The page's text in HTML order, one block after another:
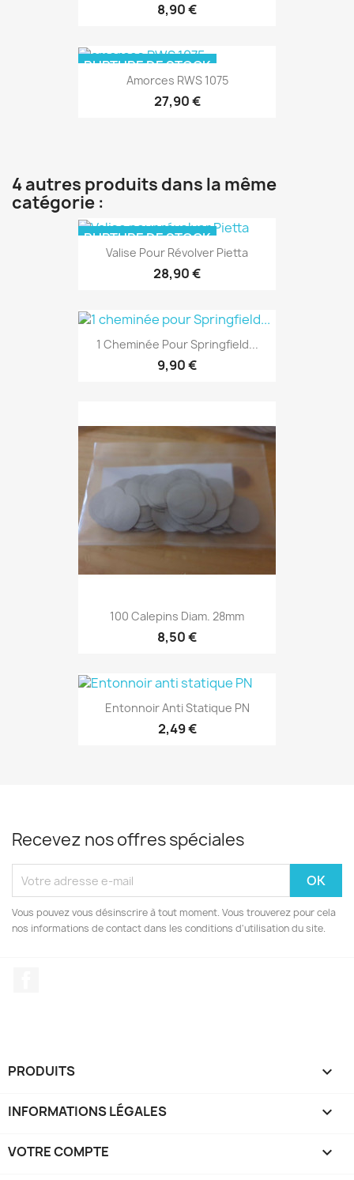
8,90 €
Amorces RWS 1075
27,90 €
RUPTURE DE STOCK
4 autres produits dans la même
catégorie :
Valise Pour Révolver Pietta
28,90 €
RUPTURE DE STOCK
1 Cheminée Pour Springfield...
9,90 €
100 Calepins Diam. 28mm
8,50 €
Entonnoir Anti Statique PN
2,49 €
Recevez nos offres spéciales
Vous pouvez vous désinscrire à tout moment. Vous trouverez pour cela
nos informations de contact dans les conditions d'utilisation du site.
PRODUITS 
INFORMATIONS LÉGALES 
VOTRE COMPTE 